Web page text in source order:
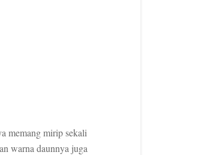
memang mirip sekali
warna daunnya juga